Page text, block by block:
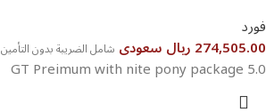
فورد
274,505.00 ريال سعودى شامل الضريبة بدون التأمين
5.0 GT Preimum with nite pony package